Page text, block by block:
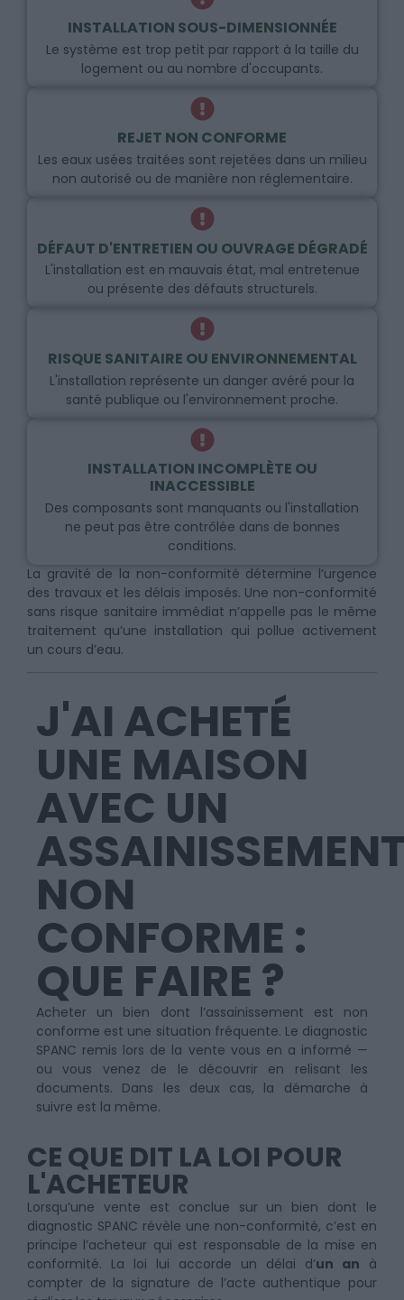
INSTALLATION SOUS-DIMENSIONNÉE
Le système est trop petit par rapport à la taille du
logement ou au nombre d'occupants.
REJET NON CONFORME
Les eaux usées traitées sont rejetées dans un milieu
non autorisé ou de manière non réglementaire.
DÉFAUT D'ENTRETIEN OU OUVRAGE DÉGRADÉ
L'installation est en mauvais état, mal entretenue
ou présente des défauts structurels.
RISQUE SANITAIRE OU ENVIRONNEMENTAL
L'installation représente un danger avéré pour la
santé publique ou l'environnement proche.
INSTALLATION INCOMPLÈTE OU
INACCESSIBLE
Des composants sont manquants ou l'installation
ne peut pas être contrôlée dans de bonnes
conditions.
La gravité de la non-conformité détermine l’urgence
des travaux et les délais imposés. Une non-conformité
sans risque sanitaire immédiat n’appelle pas le même
traitement qu’une installation qui pollue activement
un cours d’eau.
J'AI ACHETÉ
UNE MAISON
AVEC UN
NON
CONFORME :
QUE FAIRE ?
Acheter un bien dont l’assainissement est non
conforme est une situation fréquente. Le diagnostic
SPANC remis lors de la vente vous en a informé —
ou vous venez de le découvrir en relisant les
documents. Dans les deux cas, la démarche à
suivre est la même.
CE QUE DIT LA LOI POUR
L'ACHETEUR
Lorsqu’une vente est conclue sur un bien dont le
diagnostic SPANC révèle une non-conformité, c’est en
principe l’acheteur qui est responsable de la mise en
conformité. La loi lui accorde un délai d’un an à
compter de la signature de l’acte authentique pour